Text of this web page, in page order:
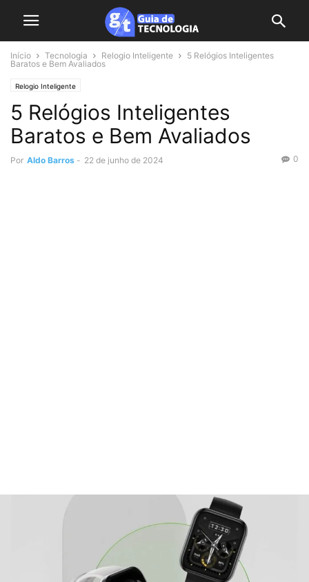
Início Tecnologia Relogio Inteligente
5 Relógios Inteligentes
Baratos e Bem Avaliados
Relogio Inteligente
5 Relógios Inteligentes
Baratos e Bem Avaliados
Por Aldo Barros - 22 de junho de 2024 0